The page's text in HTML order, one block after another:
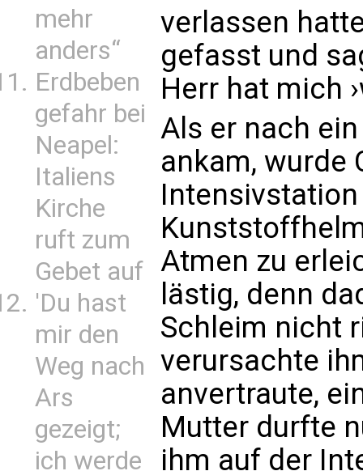
mehr
anders“
Erdbeben
gefahr bei
Neapel:
Italiens
Kirche
ruft zum
Gebet auf
'Du hast
mir den
Weg nach
Ars
gezeigt;
ich werde
verlassen
gefasst und
Herr hat mich
Als er nach
ankam, wurde
Atmen zu
lästig, denn
Schleim nicht
verursachte
anvertraute,
Mutter durfte
ihm auf der